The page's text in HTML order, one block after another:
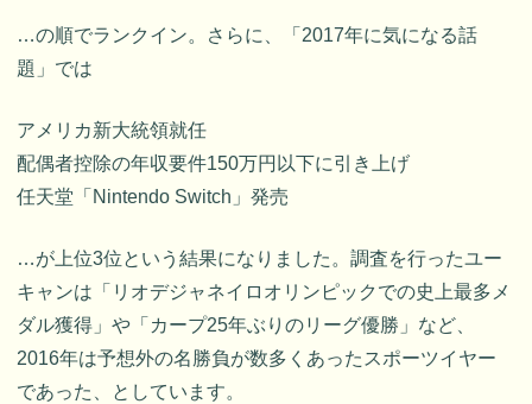
…の順でランクイン。さらに、「2017年に気になる話
題」では
アメリカ新大統領就任
配偶者控除の年収要件150万円以下に引き上げ
任天堂「Nintendo Switch」発売
…が上位3位という結果になりました。調査を行ったユー
キャンは「リオデジャネイロオリンピックでの史上最多メ
ダル獲得」や「カープ25年ぶりのリーグ優勝」など、
2016年は予想外の名勝負が数多くあったスポーツイヤー
であった、としています。